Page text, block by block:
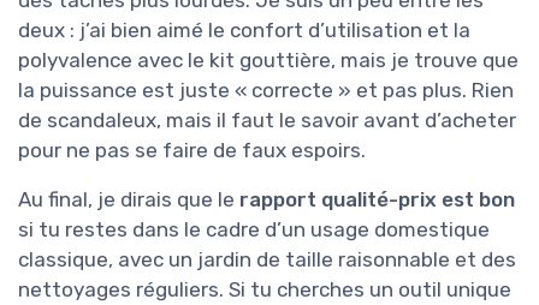
deux : j’ai bien aimé le confort d’utilisation et la
polyvalence avec le kit gouttière, mais je trouve que
la puissance est juste « correcte » et pas plus. Rien
de scandaleux, mais il faut le savoir avant d’acheter
pour ne pas se faire de faux espoirs.
Au final, je dirais que le rapport qualité-prix est bon
si tu restes dans le cadre d’un usage domestique
classique, avec un jardin de taille raisonnable et des
nettoyages réguliers. Si tu cherches un outil unique